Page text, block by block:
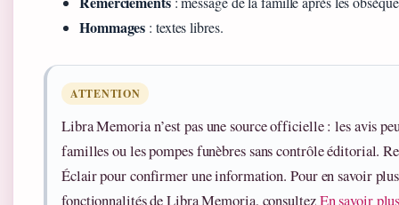
Hommages : textes libres.
ATTENTION
Libra Memoria n’est pas une source officielle : les avis
familles ou les pompes funèbres sans contrôle éditorial.
Éclair pour confirmer une information. Pour en savoir plus
fonctionnalités de Libra Memoria, consultezEn savoir